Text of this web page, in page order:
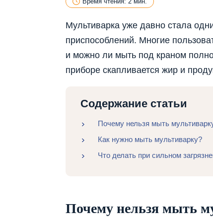
Мультиварка уже давно стала
приспособлений. Многие
и можно ли мыть под краном
приборе скапливается жир и
Содержание статьи
Почему нельзя мыть
Как нужно мыть мультиварку?
Что делать при сильном
Почему нельзя мыть